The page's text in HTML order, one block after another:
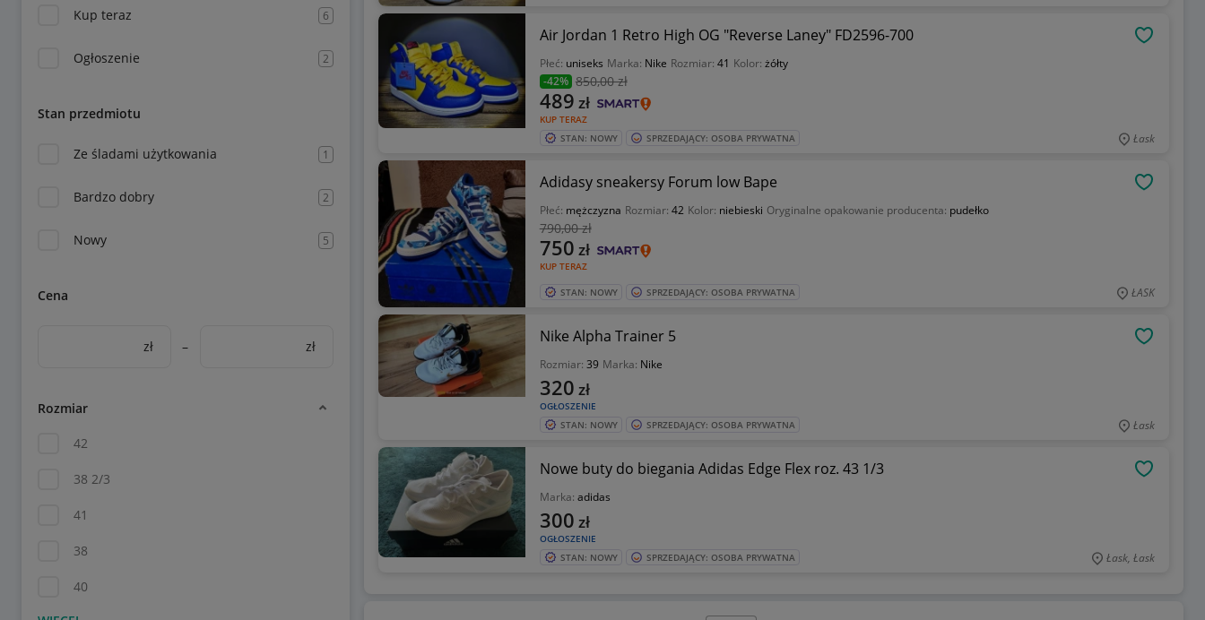
Kup teraz 6
Ogłoszenie 2
Stan przedmiotu
Ze śladami użytkowania 1
Bardzo dobry 2
Nowy 5
Cena
zł – zł
Rozmiar
42
38 2/3
41
38
40
Air Jordan 1 Retro High OG "Reverse Laney" FD2596-700
Płeć: uniseks Marka: Nike Rozmiar: 41 Kolor: żółty
-42% 850,00 zł
KUP TERAZ
489 zł
STAN: NOWY SPRZEDAJĄCY: OSOBA PRYWATNA Łask
Adidasy sneakersy Forum low Bape
Płeć: mężczyzna Rozmiar: 42 Kolor: niebieski Oryginalne opakowanie producenta: pudełko
790,00 zł
KUP TERAZ
750 zł
STAN: NOWY SPRZEDAJĄCY: OSOBA PRYWATNA ŁASK
Nike Alpha Trainer 5
Rozmiar: 39 Marka: Nike
OGŁOSZENIE
320 zł
STAN: NOWY SPRZEDAJĄCY: OSOBA PRYWATNA Łask
Nowe buty do biegania Adidas Edge Flex roz. 43 1/3
Marka: adidas
OGŁOSZENIE
300 zł
STAN: NOWY SPRZEDAJĄCY: OSOBA PRYWATNA Łask, Łask